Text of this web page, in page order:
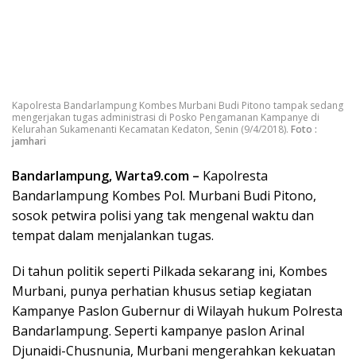
Kapolresta Bandarlampung Kombes Murbani Budi Pitono tampak sedang
mengerjakan tugas administrasi di Posko Pengamanan Kampanye di
Kelurahan Sukamenanti Kecamatan Kedaton, Senin (9/4/2018). Foto :
jamhari
Bandarlampung, Warta9.com – Kapolresta
Bandarlampung Kombes Pol. Murbani Budi Pitono,
sosok petwira polisi yang tak mengenal waktu dan
tempat dalam menjalankan tugas.
Di tahun politik seperti Pilkada sekarang ini, Kombes
Murbani, punya perhatian khusus setiap kegiatan
Kampanye Paslon Gubernur di Wilayah hukum Polresta
Bandarlampung. Seperti kampanye paslon Arinal
Djunaidi-Chusnunia, Murbani mengerahkan kekuatan